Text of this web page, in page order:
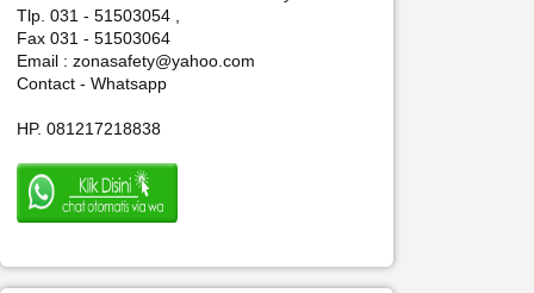
Tlp. 031 - 51503054 ,
Fax 031 - 51503064
Email : zonasafety@yahoo.com
Contact - Whatsapp
HP. 081217218838